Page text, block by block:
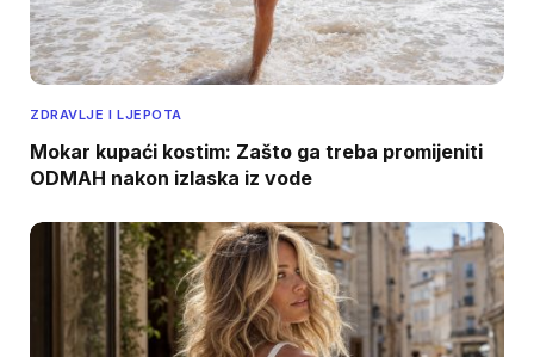
ZDRAVLJE I LJEPOTA
Mokar kupaći kostim: Zašto ga treba promijeniti
ODMAH nakon izlaska iz vode